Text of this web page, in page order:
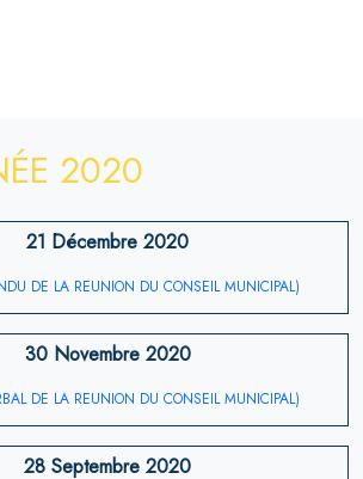
2020
21 Décembre 2020
DE LA REUNION DU CONSEIL MUNICIPAL)
30 Novembre 2020
DE LA REUNION DU CONSEIL MUNICIPAL)
28 Septembre 2020